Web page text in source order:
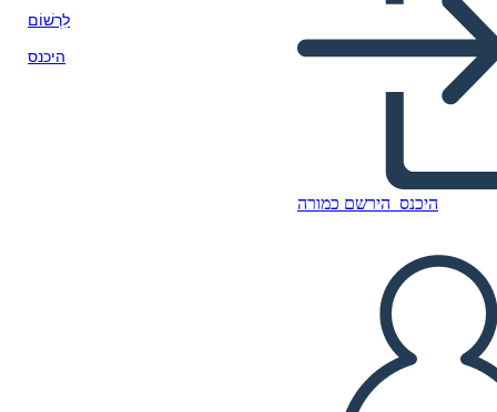
לִרְשׁוֹם
היכנס
היכנס הירשם כמורה